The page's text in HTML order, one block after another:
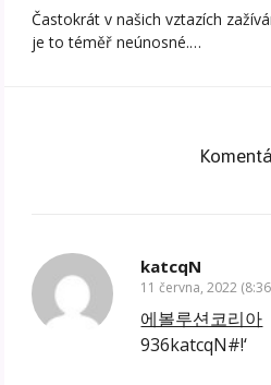
Častokrát v našich vztazích
je to téměř neúnosné.…
katcqN
11 června, 2022
에볼루션코리아
936katcqN#!‘